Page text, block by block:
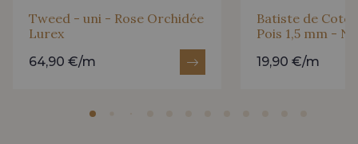
Tweed - uni - Rose Orchidée
Lurex
64,90 €/m
Batiste de
Pois 1,5 mm -
19,90 €/m